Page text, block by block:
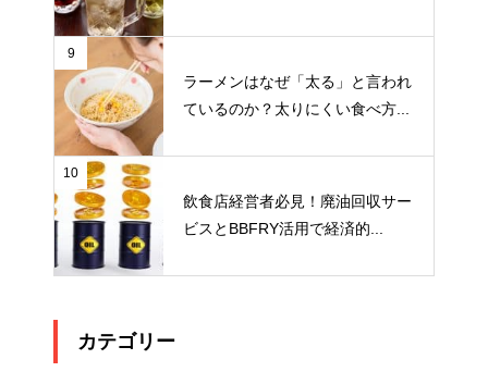
9
ラーメンはなぜ「太る」と言われ
ているのか？太りにくい食べ方...
10
飲食店経営者必見！廃油回収サー
ビスとBBFRY活用で経済的...
カテゴリー